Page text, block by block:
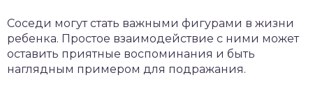
Соседи могут стать важными фигурами в жизни
ребенка. Простое взаимодействие с ними может
оставить приятные воспоминания и быть
наглядным примером для подражания.